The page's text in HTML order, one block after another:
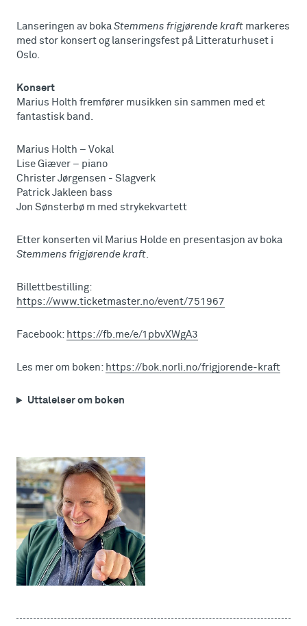
Lanseringen av boka Stemmens frigjørende kraft markeres
med stor konsert og lanseringsfest på Litteraturhuset i
Oslo.
Konsert
Marius Holth fremfører musikken sin sammen med et
fantastisk band.
Marius Holth – Vokal
Lise Giæver – piano
Christer Jørgensen - Slagverk
Patrick Jakleen bass
Jon Sønsterbø m med strykekvartett
Etter konserten vil Marius Holde en presentasjon av boka
Stemmens frigjørende kraft.
Billettbestilling:
https://www.ticketmaster.no/event/751967
Facebook: https://fb.me/e/1pbvXWgA3
Les mer om boken: https://bok.norli.no/frigjorende-kraft
Uttalelser om boken